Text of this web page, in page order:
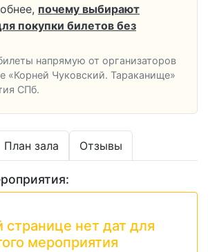
почему выбирают
покупки билетов без
напрямую от организаторов
«Корней Чуковский. Тараканище»
СПб.
План зала Отзывы
странице нет дат для
мероприятия